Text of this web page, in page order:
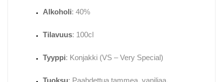
Alkoholi: 40%
Tilavuus: 100cl
Tyyppi: Konjakki (VS – Very Special)